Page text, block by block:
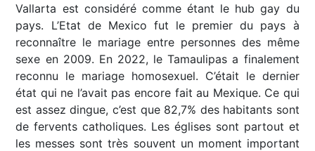
Vallarta est considéré comme étant le hub gay du
pays. L’Etat de Mexico fut le premier du pays à
reconnaître le mariage entre personnes des même
sexe en 2009. En 2022, le Tamaulipas a finalement
reconnu le mariage homosexuel. C’était le dernier
état qui ne l’avait pas encore fait au Mexique. Ce qui
est assez dingue, c’est que 82,7% des habitants sont
de fervents catholiques. Les églises sont partout et
les messes sont très souvent un moment important